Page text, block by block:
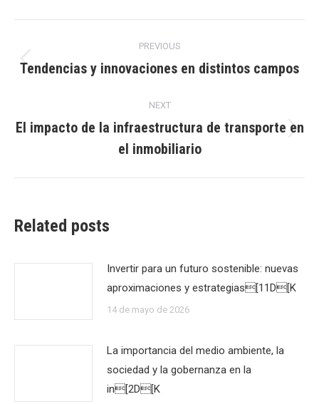
navigation
PREVIOUS
Previous
Tendencias y innovaciones en distintos campos
NEXT
post:
El impacto de la infraestructura de transporte en
el inmobiliario
Related posts
Invertir para un futuro sostenible: nuevas
aproximaciones y estrategias[11D[K
14 de mayo de 2026
La importancia del medio ambiente, la
sociedad y la gobernanza en la
in[2D[K